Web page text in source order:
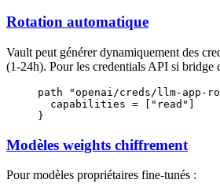
Rotation automatique
Vault peut générer dynamiquement des
(1-24h). Pour les credentials API si bridge
path "openai/creds/llm-app-
  capabilities
= "read"
}
Modèles weights chiffrement
Pour modèles propriétaires fine-tunés :